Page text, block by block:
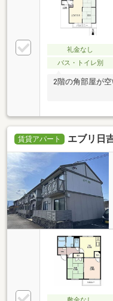
礼金なし
バス・トイレ別
2階の角部屋が
賃貸アパート エブリ日